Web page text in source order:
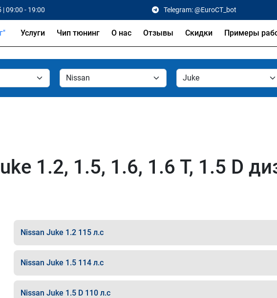
| 09:00 - 19:00 Telegram: @EuroCT_bot
Услуги Чип тюнинг О нас Отзывы Скидки Примеры
1.2, 1.5, 1.6, 1.6 T, 1.5 D
Nissan Juke 1.2 115 л.с
Nissan Juke 1.5 114 л.с
Nissan Juke 1.5 D 110 л.с